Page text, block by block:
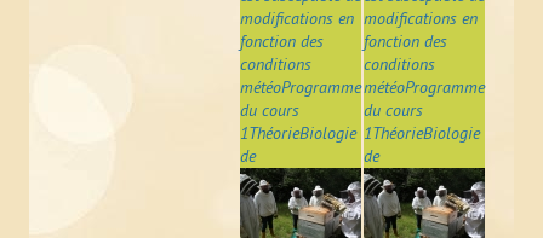
modifications en
fonction des
conditions
météoProgramme
du cours
1ThéorieBiologie
de
modifications en
fonction des
conditions
météoProgramme
du cours
1ThéorieBiologie
de